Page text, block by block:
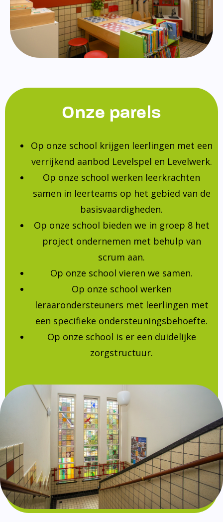
Onze parels
Op onze school krijgen leerlingen met een
verrijkend aanbod Levelspel en Levelwerk.
Op onze school werken leerkrachten
samen in leerteams op het gebied van de
basisvaardigheden.
Op onze school bieden we in groep 8 het
project ondernemen met behulp van
scrum aan.
Op onze school vieren we samen.
Op onze school werken
leraarondersteuners met leerlingen met
een specifieke ondersteuningsbehoefte.
Op onze school is er een duidelijke
zorgstructuur.